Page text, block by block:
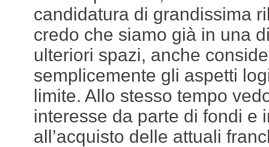
candidatura di grandissima
credo che siamo già in una
ulteriori spazi, anche
semplicemente gli aspetti
limite. Allo stesso tempo
interesse da parte di fondi e
all’acquisto delle attuali